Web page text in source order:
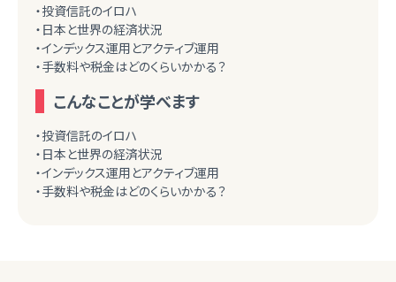
・投資信託のイロハ
・日本と世界の経済状況
・インデックス運用とアクティブ運用
・手数料や税金はどのくらいかかる？
こんなことが学べます
・投資信託のイロハ
・日本と世界の経済状況
・インデックス運用とアクティブ運用
・手数料や税金はどのくらいかかる？